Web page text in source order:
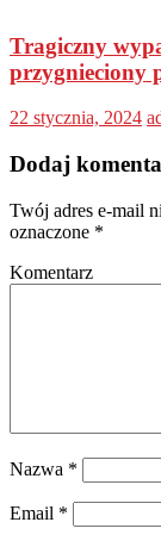
Tragiczny
przygnieciony
22 stycznia, 2024
Dodaj
Twój adres e-mail
oznaczone *
Komentarz
Nazwa *
Email *